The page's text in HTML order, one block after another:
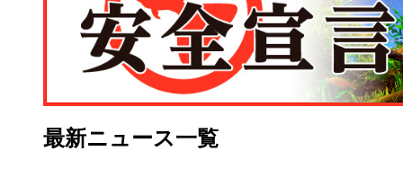
最新ニュース一覧